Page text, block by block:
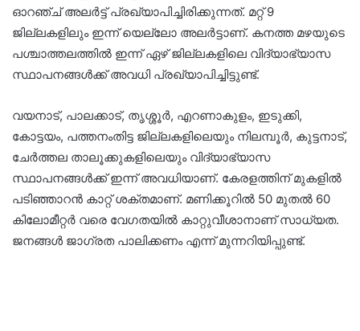
ഓറഞ്ച് അലർട്ട് പ്രഖ്യാപിച്ചിരിക്കുന്നത്. മറ്റ് 9
ജില്ലകളിലും ഇന്ന് യെല്ലോ അലർട്ടാണ്. കനത്ത മഴയുടെ
പശ്ചാത്തലത്തിൽ ഇന്ന് ഏഴ് ജില്ലകളിലെ വിദ്യാഭ്യാസ
സ്ഥാപനങ്ങൾക്ക് അവധി പ്രഖ്യാപിച്ചിട്ടുണ്ട്.
വയനാട്, പാലക്കാട്, തൃശ്ശൂർ, എറണാകുളം, ഇടുക്കി,
കോട്ടയം, പത്തനംതിട്ട ജില്ലകളിലെയും നിലമ്പൂർ, കുട്ടനാട്,
ചേർത്തല താലൂക്കുകളിലെയും വിദ്യാഭ്യാസ
സ്ഥാപനങ്ങൾക്ക് ഇന്ന് അവധിയാണ്. കേരളത്തിന് മുകളിൽ
പടിഞ്ഞാറൻ കാറ്റ് ശക്തമാണ്. മണിക്കൂറിൽ 50 മുതൽ 60
കിലോമീറ്റർ വരെ വേഗതയിൽ കാറ്റുവീശാനാണ് സാധ്യത.
ജനങ്ങൾ ജാഗ്രത പാലിക്കണം എന്ന് മുന്നറിയിപ്പുണ്ട്.